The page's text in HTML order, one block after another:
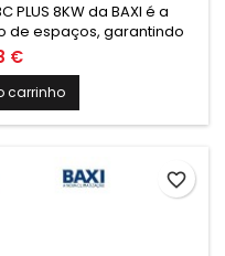
PLUS 8KW da BAXI é a
de espaços, garantindo
tecnologia de ponta e
para quem procura
e económica.
€
carrinho
favorite_border